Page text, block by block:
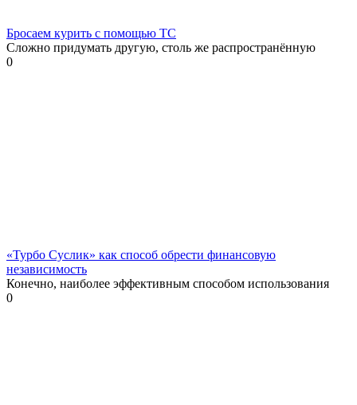
Бросаем курить с помощью ТС
Сложно придумать другую, столь же распространённую
0
«Турбо Суслик» как способ обрести финансовую
независимость
Конечно, наиболее эффективным способом использования
0